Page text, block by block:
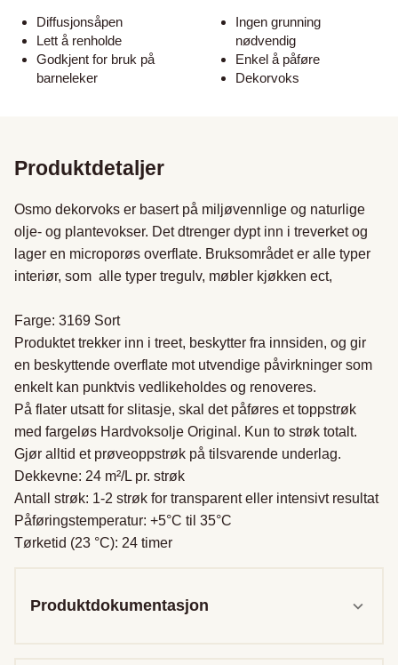
Diffusjonsåpen
Lett å renholde
Godkjent for bruk på
barneleker
Ingen grunning
nødvendig
Enkel å påføre
Dekorvoks
Produktdetaljer
Osmo dekorvoks er basert på miljøvennlige og naturlige
olje- og plantevokser. Det dtrenger dypt inn i treverket og
lager en microporøs overflate. Bruksområdet er alle typer
interiør, som  alle typer tregulv, møbler kjøkken ect,
Farge: 3169 Sort
Produktet trekker inn i treet, beskytter fra innsiden, og gir
en beskyttende overflate mot utvendige påvirkninger som
enkelt kan punktvis vedlikeholdes og renoveres.
På flater utsatt for slitasje, skal det påføres et toppstrøk
med fargeløs Hardvoksolje Original. Kun to strøk totalt.
Gjør alltid et prøveoppstrøk på tilsvarende underlag.
Dekkevne: 24 m²/L pr. strøk
Antall strøk: 1-2 strøk for transparent eller intensivt resultat
Påføringstemperatur: +5°C til 35°C
Tørketid (23 °C): 24 timer
Produktdokumentasjon